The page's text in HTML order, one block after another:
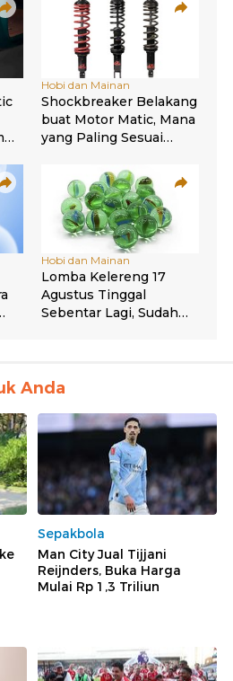
Anda
Sepakbola
Man City Jual Tijjani
Reijnders, Buka Harga
Mulai Rp 1,3 Triliun